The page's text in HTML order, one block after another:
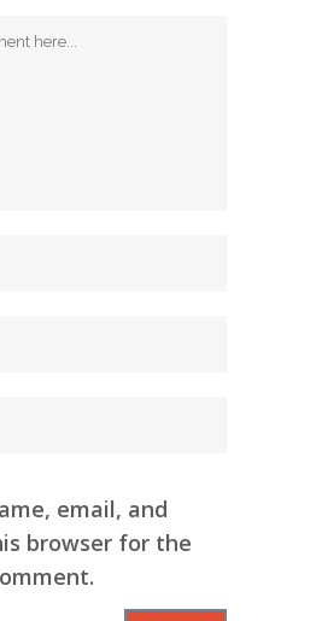
email, and
browser for the